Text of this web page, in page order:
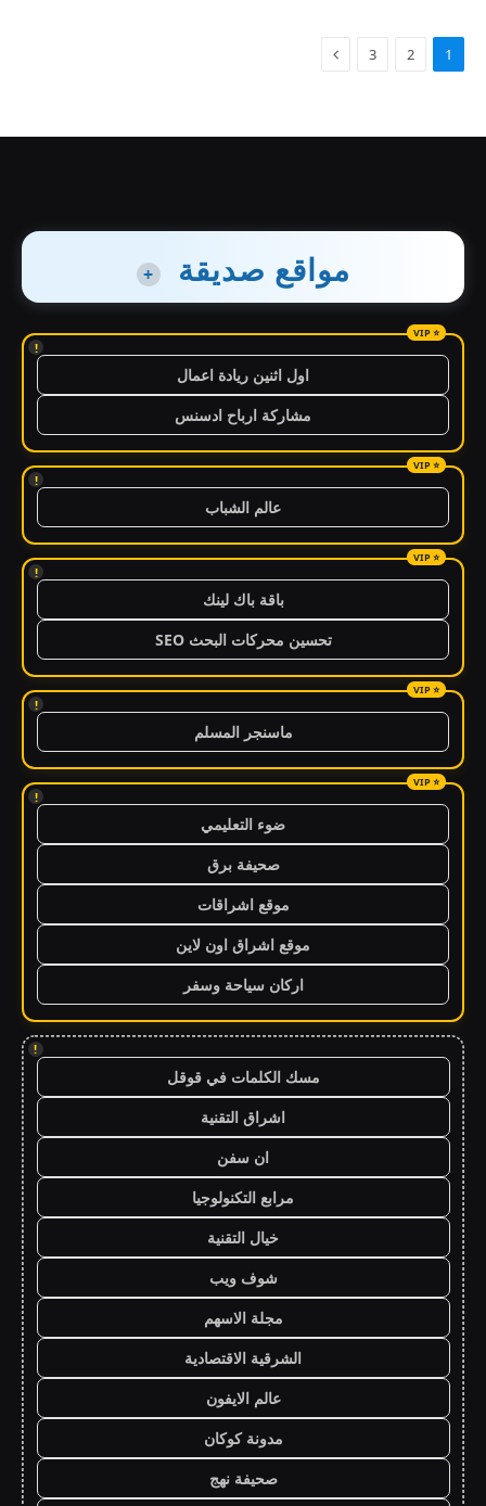
1
2
3
مواقع صديقة +
!
اول اثنين ريادة اعمال
مشاركة ارباح ادسنس
!
عالم الشباب
!
باقة باك لينك
تحسين محركات البحث SEO
!
ماسنجر المسلم
!
ضوء التعليمي
صحيفة برق
موقع اشراقات
موقع اشراق اون لاين
اركان سياحة وسفر
!
مسك الكلمات في قوقل
اشراق التقنية
ان سفن
مرابع التكنولوجيا
خيال التقنية
شوف ويب
مجلة الاسهم
الشرقية الاقتصادية
عالم الايفون
مدونة كوكان
صحيفة نهج